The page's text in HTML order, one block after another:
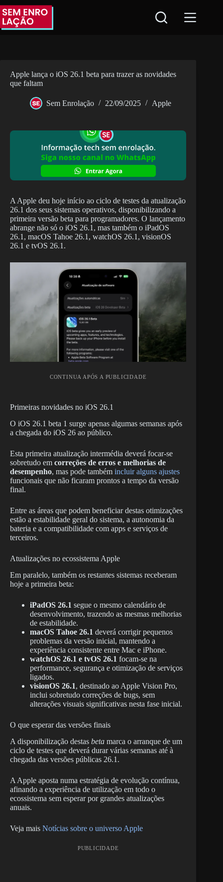
Pular
para
conteúdo
Apple lança o iOS 26.1 beta para trazer as novidades
que faltam
Sem Enrolação 22/09/2025 Apple
A Apple deu hoje início ao ciclo de testes da atualização
26.1 dos seus sistemas operativos, disponibilizando a
primeira versão beta para programadores. O lançamento
abrange não só o iOS 26.1, mas também o iPadOS
26.1, macOS Tahoe 26.1, watchOS 26.1, visionOS
26.1 e tvOS 26.1.
CONTINUA APÓS A PUBLICIDADE
Primeiras novidades no iOS 26.1
O iOS 26.1 beta 1 surge apenas algumas semanas após
a chegada do iOS 26 ao público.
Esta primeira atualização intermédia deverá focar-se
sobretudo em correções de erros e melhorias de
desempenho, mas pode também incluir alguns ajustes
funcionais que não ficaram prontos a tempo da versão
final.
Entre as áreas que podem beneficiar destas otimizações
estão a estabilidade geral do sistema, a autonomia da
bateria e a compatibilidade com apps e serviços de
terceiros.
Atualizações no ecossistema Apple
Em paralelo, também os restantes sistemas receberam
hoje a primeira beta:
iPadOS 26.1 segue o mesmo calendário de
desenvolvimento, trazendo as mesmas melhorias
de estabilidade.
macOS Tahoe 26.1 deverá corrigir pequenos
problemas da versão inicial, mantendo a
experiência consistente entre Mac e iPhone.
watchOS 26.1 e tvOS 26.1 focam-se na
performance, segurança e otimização de serviços
ligados.
visionOS 26.1, destinado ao Apple Vision Pro,
inclui sobretudo correções de bugs, sem
alterações visuais significativas nesta fase inicial.
O que esperar das versões finais
A disponibilização destas beta marca o arranque de um
ciclo de testes que deverá durar várias semanas até à
chegada das versões públicas 26.1.
A Apple aposta numa estratégia de evolução contínua,
afinando a experiência de utilização em todo o
ecossistema sem esperar por grandes atualizações
anuais.
Veja mais Notícias sobre o universo Apple
PUBLICIDADE